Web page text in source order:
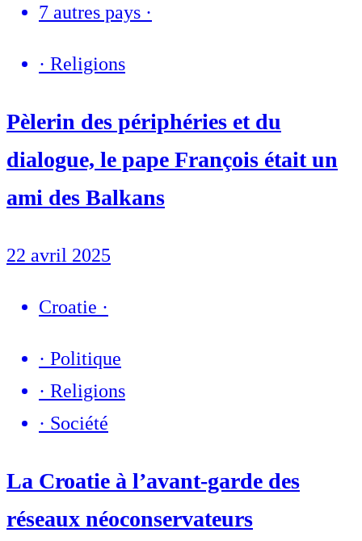
7 autres pays ·
· Religions
Pèlerin des périphéries et du
dialogue, le pape François était un
ami des Balkans
22 avril 2025
Croatie ·
· Politique
· Religions
· Société
La Croatie à l’avant-garde des
réseaux néoconservateurs